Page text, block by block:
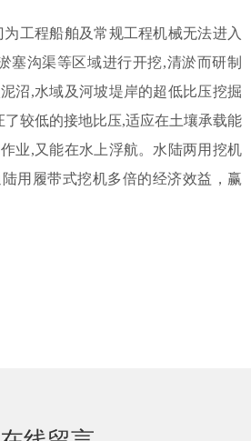
工程船舶及常规工程机械无法进入
塞沟渠等区域进行开挖,清淤而研制
沼,水域及河坡堤岸的超低比压挖掘
较低的接地比压,适应在土壤承载能
业,又能在水上浮航。水陆两用挖机
用履带式挖机多倍的经济效益，赢